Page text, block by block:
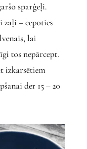
sparģeļi.
– cepoties
lai
tos nepārcept.
izkarsētiem
der 15 – 20